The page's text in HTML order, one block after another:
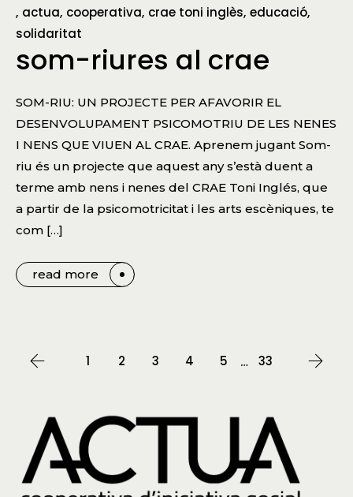
actua cooperativa crae toni inglès educació
solidaritat
som-riures al crae
SOM-RIU: UN PROJECTE PER AFAVORIR EL
DESENVOLUPAMENT PSICOMOTRIU DE LES NENES
I NENS QUE VIUEN AL CRAE. Aprenem jugant Som-
riu és un projecte que aquest any s’està duent a
terme amb nens i nenes del CRAE Toni Inglés, que
a partir de la psicomotricitat i les arts escèniques, te
com […]
read more
1 2 3 4 5 … 33